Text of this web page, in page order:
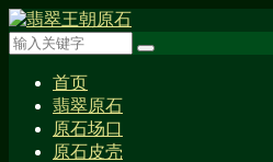
首页
翡翠原石
原石场口
原石皮壳